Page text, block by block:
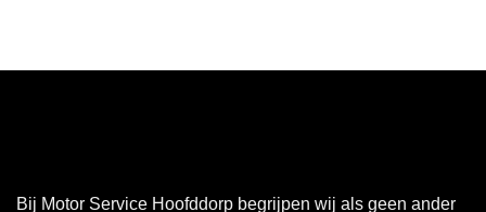
Bij Motor Service Hoofddorp begrijpen wij als geen ander